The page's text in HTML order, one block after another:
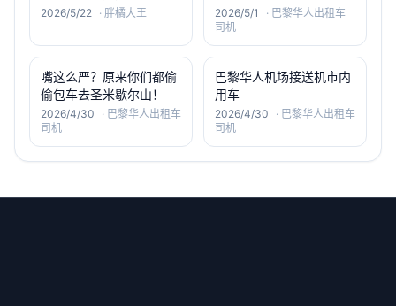
2026/5/22 · 胖橘大王 2026/5/1 · 巴黎华人出租车
司机
嘴这么严？原来你们都偷
偷包车去圣米歇尔山！
2026/4/30 · 巴黎华人出租车
司机
巴黎华人机场接送机市内
用车
2026/4/30 · 巴黎华人出租车
司机